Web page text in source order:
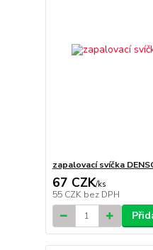
zapalovací svíčka
67 CZK/ks
55 CZK bez DPH